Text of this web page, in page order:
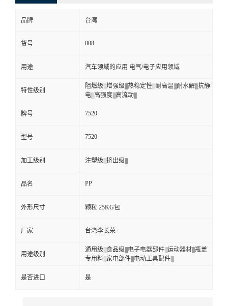
在
线
品牌 台湾
货号 008
用途 汽车领域的应用 电气/电子应用领域
特性级别
阻燃级|||增强级|||热稳定性|||耐高温|||耐水解|||抗静
电|||高强度|||高流动|||
牌号 7520
型号 7520
加工级别 注塑级|||挤出级|||
品名 PP
外形尺寸 颗粒 25KG包
厂家 台湾李长荣
用途级别
通用级|||食品级|||电子电器部件|||运动器材|||瓶盖
专用料|||家电部件|||电动工具配件|||
是否进口 是